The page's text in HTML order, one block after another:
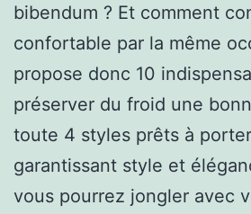
bibendum ? Et comment
confortable par la même
propose donc 10
préserver du froid une
toute 4 styles prêts à
garantissant style et
vous pourrez jongler avec